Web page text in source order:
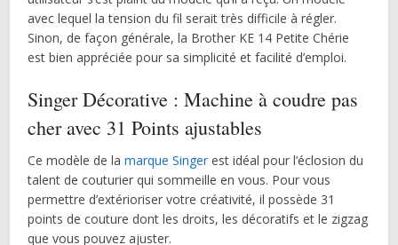
avec lequel la tension du fil serait très difficile à régler.
Sinon, de façon générale, la Brother KE 14 Petite Chérie
est bien appréciée pour sa simplicité et facilité d’emploi.
Singer Décorative : Machine à coudre pas
cher avec 31 Points ajustables
Ce modèle de lamarque Singer est idéal pour l’éclosion du
talent de couturier qui sommeille en vous. Pour vous
permettre d’extérioriser votre créativité, il possède 31
points de couture dont les droits, les décoratifs et le zigzag
que vous pouvez ajuster.